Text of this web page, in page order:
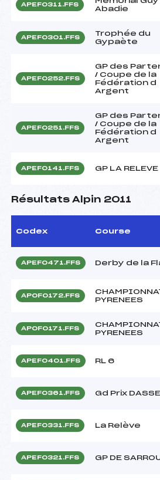
APEF0311.FFS
Abadie
APEF0301.FFS
Trophée du
Gypaète
APEF0252.FFS
GP des
/ Coupe de la
Fédération d
Argent
APEF0251.FFS
GP des
/ Coupe de la
Fédération d
Argent
APEF0141.FFS GP LA RELEVE
Résultats Alpin 2011
Codex Course
APEF0471.FFS Derby de la
APOF0172.FFS
PYRENEES
APOF0171.FFS
PYRENEES
APEF0401.FFS RL 6
APEF0361.FFS Gd Prix
APEF0331.FFS La Relève
APEF0321.FFS GP DE